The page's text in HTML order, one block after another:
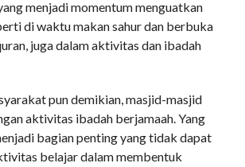
menjadi momentum menguatkan
di waktu makan sahur dan berbuka
juga dalam aktivitas dan ibadah
pun demikian, masjid-masjid
aktivitas ibadah berjamaah. Yang
bagian penting yang tidak dapat
belajar dalam membentuk